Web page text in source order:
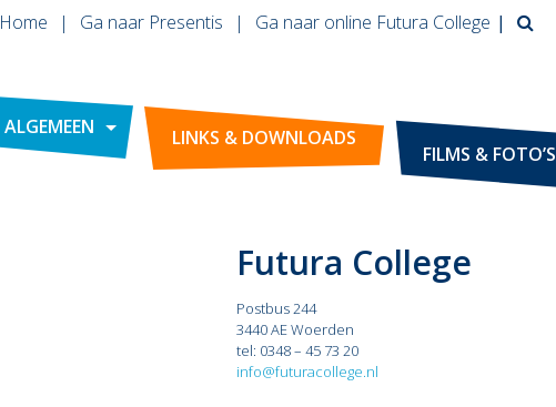
Home Ga naar Presentis Ga naar online Futura College
ALGEMEEN LINKS & DOWNLOADS
FILMS & FOTO’S
Futura College
Postbus 244
3440 AE Woerden
tel: 0348 – 45 73 20
info@futuracollege.nl